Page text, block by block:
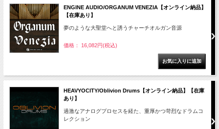
ENGINE AUDIO/ORGANUM VENEZIA【オンライン納品】
【在庫あり】
夢のような大聖堂へと誘うチャーチオルガン音源
価格： 16,082円(税込)
HEAVYOCITY/Oblivion Drums【オンライン納品】【在庫
あり】
過激なアナログプロセスを経た、重厚かつ苛烈なドラムコ
レクション